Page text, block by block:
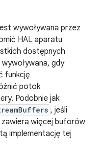
wywoływana przez
HAL aparatu
dostępnych
gdy
funkcję
potok
Podobnie jak
, jeśli
więcej buforów
implementację tej